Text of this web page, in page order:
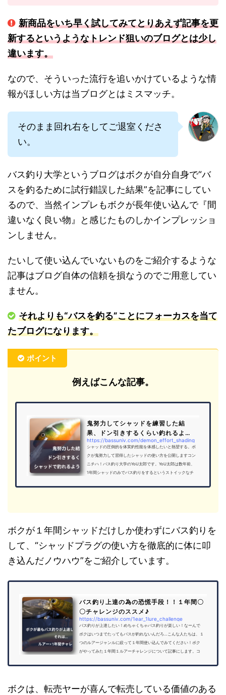
新商品をいち早く試してみてとりあえず記事を更
新するというようなトレンド狙いのブログとは少し
違います。
なので、そういった流行を追いかけているような情
報がほしい方は当ブログとはミスマッチ。
そのまま回れ右をしてご退室くださ
い。
バス釣り大学というブログはボクが自分自身で“バ
スを釣るために試行錯誤した結果”を記事にしてい
るので、当然インプレもボクが長年使い込んで『間
違いなく良い物』と感じたものしかインプレッショ
ンしません。
たいして使い込んでいないものをご紹介するような
記事はブログ自体の信頼を損なうのでご用意してい
ません。
それよりも“バスを釣る”ことにフォーカスを当て
たブログになります。
ポイント
例えばこんな記事。
鬼努力してシャッドを練習した結
果、ドン引きするくらい釣れるよう
になったシャッ...
https://bassuniv.com/demon_effort_shading
シャッドの圧倒的を体実釣性能を体感したいと熱望する。ボ
クが鬼努力して習得したシャッドの使い方を公開しますコン
ニチハ！バス釣り大学のYoU太郎です。YoU太郎は数年前、
1年間シャッドのみでバス釣りをするというストイックなチ
ボクが１年間シャッドだけしか使わずにバス釣りを
して、“シャッドプラグの使い方を徹底的に体に叩
き込んだノウハウ”をご紹介しています。
バス釣り上達の為の恐慌手段！！１年間〇
〇チャレンジのススメ♪
https://bassuniv.com/1ear_1lure_challenge
バス釣りが上達したい！めちゃくちゃバス釣りが楽しい！なーんで
ボクはいつまでたってもバスが釣れないんだろ…こんな人たちは、１
つのルアージャンルに絞って１年間使い込んでみてください！ボク
がやってみた１年間１ルアーチャレンジについて記事にします。コ
たいと思います。これは、ボクがバス釣りをはじめ、真面目にバス
釣りが上達したい...
ボクは、転売ヤーが喜んで転売している価値のある